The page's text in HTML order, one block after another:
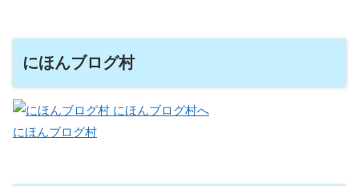
にほんブログ村
にほんブログ村